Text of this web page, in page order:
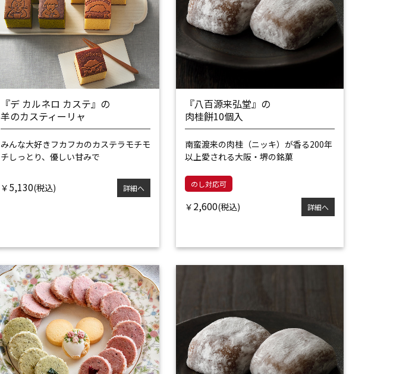
『デ カルネロ カステ』の
羊のカスティーリャ
みんな大好きフカフカのカステラモチモ
チしっとり、優しい甘みで
￥ 5,130 詳細へ
『八百源来弘堂』の
肉桂餅10個入
南蛮渡来の肉桂（ニッキ）が香る200年
以上愛される大阪・堺の銘菓
のし対応可
￥ 2,600 詳細へ